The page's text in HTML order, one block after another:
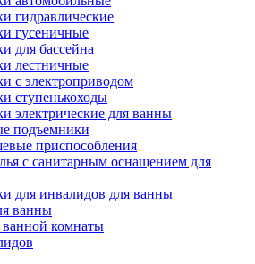
гидравлические
гусеничные
для бассейна
лестничные
с электроприводом
ступенькоходы
электрические для ванны
подъемники
приспособления
с санитарным оснащением для
для инвалидов для ванны
ванны
ванной комнаты